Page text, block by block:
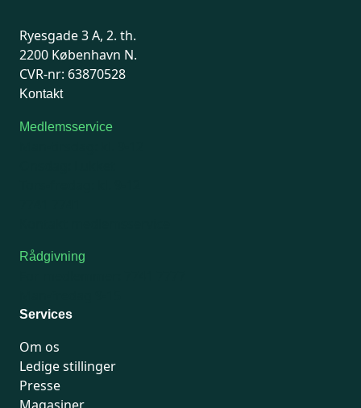
Ryesgade 3 A, 2. th.
2200 København N.
CVR-nr: 63870528
Kontakt
Medlemsservice
Rådgivning
Services
Om os
Ledige stillinger
Presse